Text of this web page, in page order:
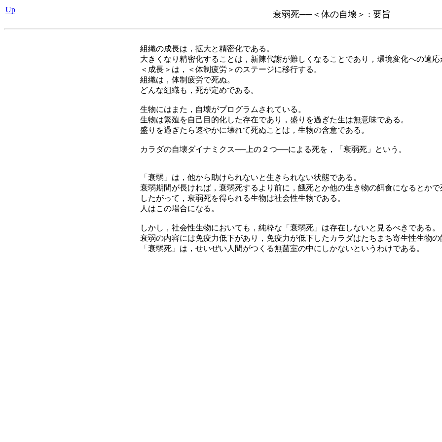
Up 衰弱死──＜体の自壊＞ : 要旨
組織の成長は，拡大と精密化である。
大きくなり精密化することは，新陳代謝が難しくなることであり，環境変化への適応
＜成長＞は，＜体制疲労＞のステージに移行する。
組織は，体制疲労で死ぬ。
どんな組織も，死が定めである。
生物にはまた，自壊がプログラムされている。
生物は繁殖を自己目的化した存在であり，盛りを過ぎた生は無意味である。
盛りを過ぎたら速やかに壊れて死ぬことは，生物の含意である。
カラダの自壊ダイナミクス──上の２つ──による死を，「衰弱死」という。
「衰弱」は，他から助けられないと生きられない状態である。
衰弱期間が長ければ，衰弱死するより前に，餓死とか他の生き物の餌食になるとかで
したがって，衰弱死を得られる生物は社会性生物である。
人はこの場合になる。
しかし，社会性生物においても，純粋な「衰弱死」は存在しないと見るべきである。
衰弱の内容には免疫力低下があり，免疫力が低下したカラダはたちまち寄生性生物の
「衰弱死」は，せいぜい人間がつくる無菌室の中にしかないというわけである。